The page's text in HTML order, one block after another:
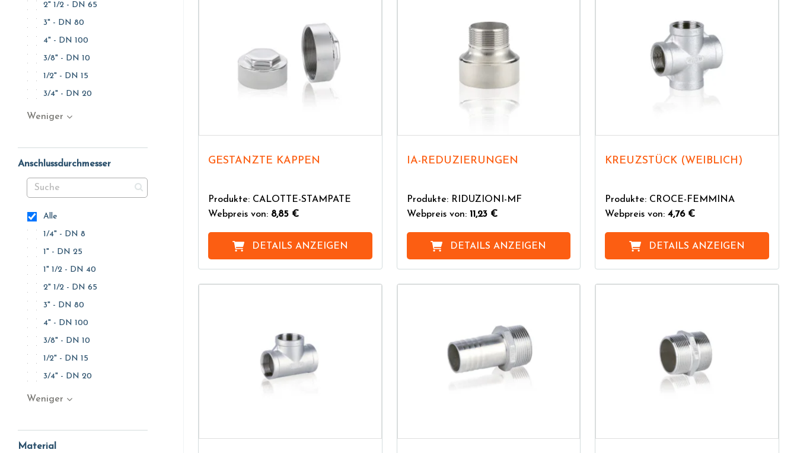
2" 1/2 - DN 65
3" - DN 80
4" - DN 100
3/8" - DN 10
1/2" - DN 15
3/4" - DN 20
Weniger
Anschlussdurchmesser
Alle
1/4" - DN 8
1" - DN 25
1" 1/2 - DN 40
2" 1/2 - DN 65
3" - DN 80
4" - DN 100
3/8" - DN 10
1/2" - DN 15
3/4" - DN 20
Weniger
Material
GESTANZTE KAPPEN
Produkte: CALOTTE-STAMPATE
Webpreis von: 8,85 €
DETAILS ANZEIGEN
IA-REDUZIERUNGEN
Produkte: RIDUZIONI-MF
Webpreis von: 11,23 €
DETAILS ANZEIGEN
KREUZSTÜCK (WEIBLICH)
Produkte: CROCE-FEMMINA
Webpreis von:4,76 €
DETAILS ANZEIGEN